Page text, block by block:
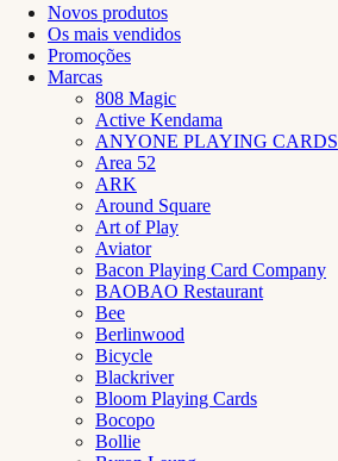
Novos produtos
Os mais vendidos
Promoções
Marcas
808 Magic
Active Kendama
ANYONE PLAYING CARDS
Area 52
ARK
Around Square
Art of Play
Aviator
Bacon Playing Card Company
BAOBAO Restaurant
Bee
Berlinwood
Bicycle
Blackriver
Bloom Playing Cards
Bocopo
Bollie